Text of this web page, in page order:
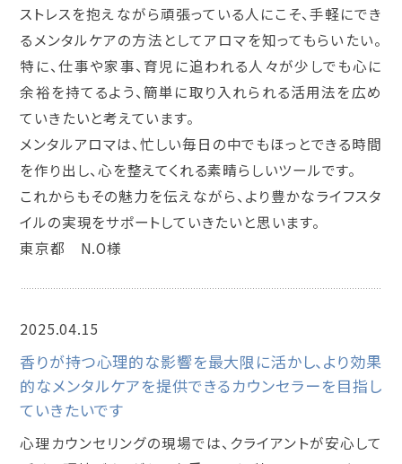
ストレスを抱えながら頑張っている人にこそ、手軽にでき
るメンタルケアの方法としてアロマを知ってもらいたい。
特に、仕事や家事、育児に追われる人々が少しでも心に
余裕を持てるよう、簡単に取り入れられる活用法を広め
ていきたいと考えています。
メンタルアロマは、忙しい毎日の中でもほっとできる時間
を作り出し、心を整えてくれる素晴らしいツールです。
これからもその魅力を伝えながら、より豊かなライフスタ
イルの実現をサポートしていきたいと思います。
東京都 N.O様
2025.04.15
香りが持つ心理的な影響を最大限に活かし、より効果
的なメンタルケアを提供できるカウンセラーを目指し
ていきたいです
心理カウンセリングの現場では、クライアントが安心して